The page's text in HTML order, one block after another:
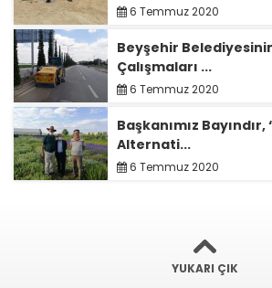
6 Temmuz 2020
Beyşehir
Çalışmaları ...
6 Temmuz 2020
Başkanımız
Alternati...
6 Temmuz 2020
YUKARI ÇIK